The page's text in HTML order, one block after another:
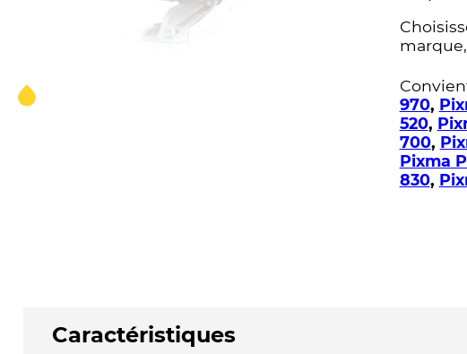
970,
520,
700,
Pixma
830,
Caractéristiques